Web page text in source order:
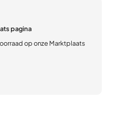
pagina
op onze Marktplaats